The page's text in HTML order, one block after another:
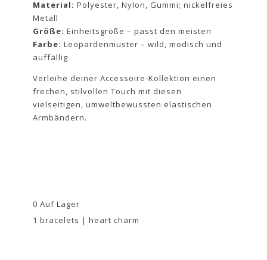
Material: Polyester, Nylon, Gummi; nickelfreies
Metall
Größe: Einheitsgröße – passt den meisten
Farbe: Leopardenmuster – wild, modisch und
auffällig
Verleihe deiner Accessoire-Kollektion einen
frechen, stilvollen Touch mit diesen
vielseitigen, umweltbewussten elastischen
Armbändern.
0 Auf Lager
1 bracelets | heart charm